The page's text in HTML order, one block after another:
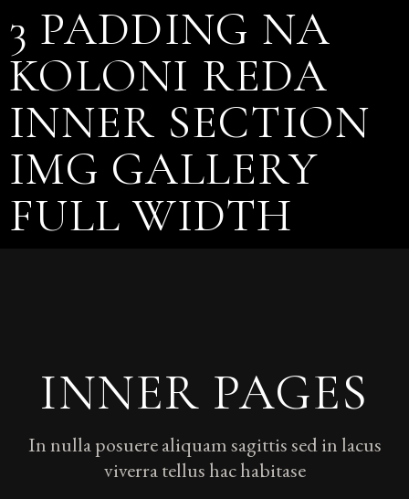
3 PADDING NA
KOLONI REDA
INNER SECTION
IMG GALLERY
FULL WIDTH
INNER PAGES
In nulla posuere aliquam sagittis sed in lacus
viverra tellus hac habitase